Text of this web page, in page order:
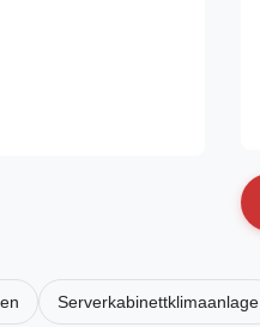
Serverkabinettklimaanlage